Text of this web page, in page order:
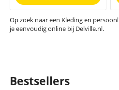
Op zoek naar een Kleding en
je eenvoudig online bij Delville.nl.
Bestsellers